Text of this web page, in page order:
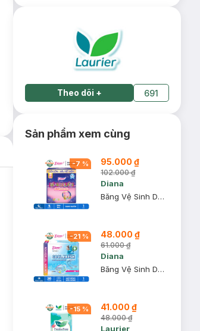
Theo dõi + 691
Sản phẩm xem cùng
-7 % 95.000 ₫
102.000 ₫
Diana
Băng Vệ Sinh Diana Dạng Quần Ban Đêm Size M-L 5 Chiếc/Gói
-21 % 48.000 ₫
61.000 ₫
Diana
Băng Vệ Sinh Diana Sensi Cool Fresh Mát Lạnh Siêu Mỏng Cánh 20M
-15 % 41.000 ₫
48.000 ₫
Laurier